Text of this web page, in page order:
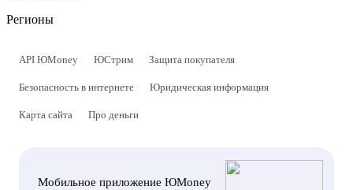
Регионы
API ЮMoney ЮСтрим Защита покупателя
Безопасность в интернете Юридическая информация
Карта сайта Про деньги
Мобильное приложение ЮMoney